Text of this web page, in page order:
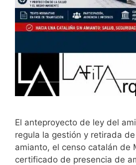
El anteproyecto de ley del
regula la gestión y retirada
amianto, el censo catalán de
certificado de presencia de